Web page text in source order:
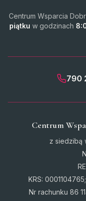
Centrum Wsparcia
piątku w godzinach
790
Centrum
z siedzibą
KRS:
Nr rachunku 86